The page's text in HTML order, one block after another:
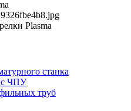
Plasma
станка
с ЧПУ
труб